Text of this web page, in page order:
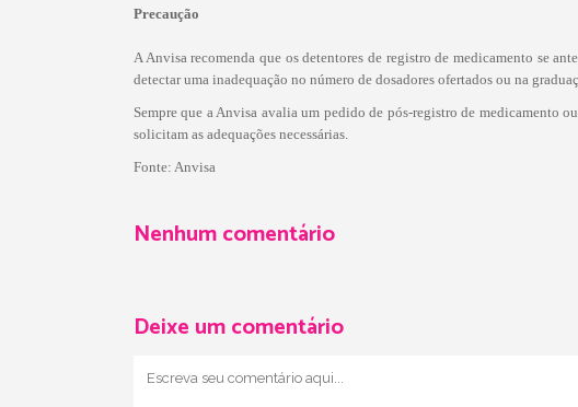
Precaução
A Anvisa recomenda que os detentores de registro de medicamento se
detectar uma inadequação no número de dosadores ofertados ou na
Sempre que a Anvisa avalia um pedido de pós-registro de medicamento
solicitam as adequações necessárias.
Fonte: Anvisa
Nenhum comentário
Deixe um comentário